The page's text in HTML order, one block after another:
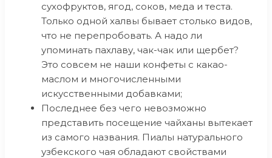
сухофруктов, ягод, соков, меда и теста.
Только одной халвы бывает столько видов,
что не перепробовать. А надо ли
упоминать пахлаву, чак-чак или щербет?
Это совсем не наши конфеты с какао-
маслом и многочисленными
искусственными добавками;
Последнее без чего невозможно
представить посещение чайханы вытекает
из самого названия. Пиалы натурального
узбекского чая обладают свойствами